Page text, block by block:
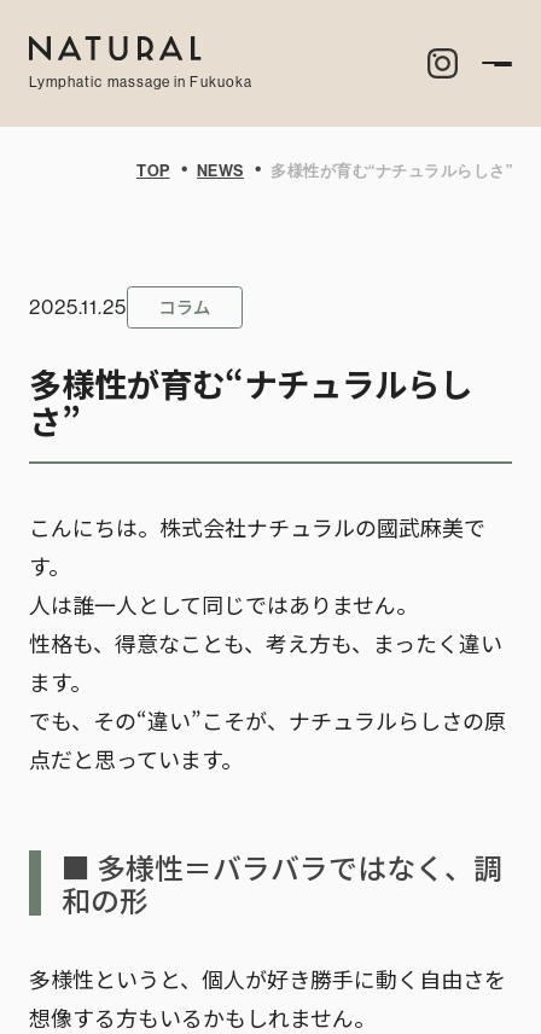
Lymphatic massage in Fukuoka
TOP・NEWS・ 多様性が育む“ナチュラルらしさ”
2025.11.25 コラム
多様性が育む“ナチュラルらし
さ”
こんにちは。株式会社ナチュラルの國武麻美で
す。
人は誰一人として同じではありません。
性格も、得意なことも、考え方も、まったく違い
ます。
でも、その“違い”こそが、ナチュラルらしさの原
点だと思っています。
■ 多様性＝バラバラではなく、調
和の形
多様性というと、個人が好き勝手に動く自由さを
想像する方もいるかもしれません。